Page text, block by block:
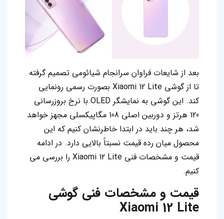
بعد از شایعات فراوان سرانجام شیائومی تصمیم گرفته
تا از گوشی Xiaomi 12 Lite بصورت رسمی رونمایی
کند. این گوشی به نمایشگر OLED با نرخ بروزرسانی
120 هرتز و دوربین اصلی 108 مگاپیکسلی مجهز خواهد
شد، هر چند باید در ابتدا خاطرنشان کنیم که این
محصول میان رده قیمت نسبتاً بالایی دارد. در ادامه
قیمت و مشخصات فنی Xiaomi 12 Lite را بررسی می
کنیم.
قیمت و مشخصات فنی گوشی
Xiaomi 12 Lite